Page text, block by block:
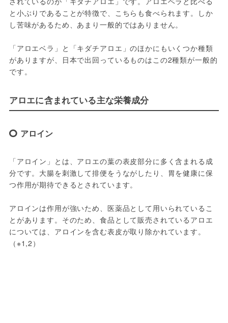
と小ぶりであることが特徴で、こちらも食べられます。しか
し苦味があるため、あまり一般的ではありません。
「アロエベラ」と「キダチアロエ」のほかにもいくつか種類
がありますが、日本で出回っているものはこの2種類が一般的
です。
アロエに含まれている主な栄養成分
アロイン
「アロイン」とは、アロエの葉の表皮部分に多く含まれる成
分です。大腸を刺激して排便をうながしたり、胃を健康に保
つ作用が期待できるとされています。
アロインは作用が強いため、医薬品として用いられているこ
とがあります。そのため、食品として販売されているアロエ
については、アロインを含む表皮が取り除かれています。
（※1,2）